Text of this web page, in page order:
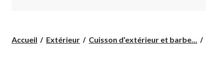
Accueil Extérieur Cuisson d’extérieur et barbe...